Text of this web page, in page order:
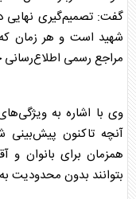
گفت: تصمیم‌گیری نهایی
شهید است و هر زمان که
مراجع رسمی
وی با اشاره به
آنچه تاکنون پیش‌بینی
همزمان برای بانوان و
بتوانند بدون محدودیت